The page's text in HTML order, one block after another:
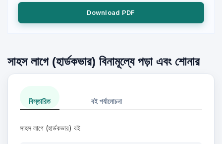
Download PDF
সাহস লাগে (হার্ডকভার) বিনামূল্যে পড়া এবং শোনার
বিস্তারিত বই পর্যালোচনা
সাহস লাগে (হার্ডকভার) বই